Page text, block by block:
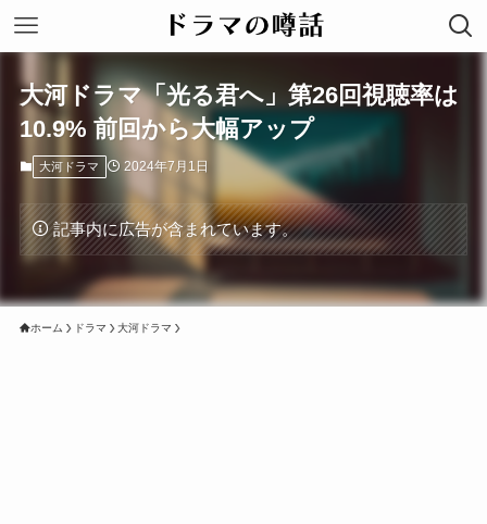
大河ドラマ「光る君へ」第26回視聴率は
10.9% 前回から大幅アップ
大河ドラマ 2024年7月1日
記事内に広告が含まれています。
ホーム ドラマ 大河ドラマ